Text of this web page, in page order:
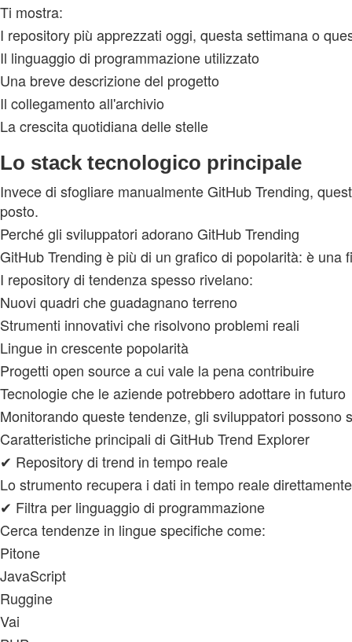
Ti mostra:
I repository più apprezzati oggi, questa settimana o
Il linguaggio di programmazione utilizzato
Una breve descrizione del progetto
Il collegamento all'archivio
La crescita quotidiana delle stelle
Lo stack tecnologico principale
Invece di sfogliare manualmente GitHub Trending,
posto.
Perché gli sviluppatori adorano GitHub Trending
GitHub Trending è più di un grafico di popolarità: è
I repository di tendenza spesso rivelano:
Nuovi quadri che guadagnano terreno
Strumenti innovativi che risolvono problemi reali
Lingue in crescente popolarità
Progetti open source a cui vale la pena contribuire
Tecnologie che le aziende potrebbero adottare in futuro
Monitorando queste tendenze, gli sviluppatori
Caratteristiche principali di GitHub Trend Explorer
✔ Repository di trend in tempo reale
Lo strumento recupera i dati in tempo reale
✔ Filtra per linguaggio di programmazione
Cerca tendenze in lingue specifiche come:
Pitone
JavaScript
Ruggine
Vai